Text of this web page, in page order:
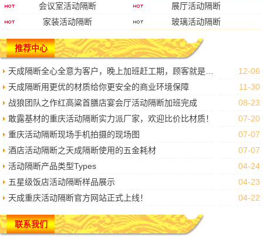
会议室活动隔断
展厅活动隔断
家装活动隔断
玻璃活动隔断
推荐中心
天成隔断全心全意为客户，晚上加班赶工期，顾客就是上帝我们做到了。
12-06
天成隔断用更优的材质给你更安全的商业环境保障
11-30
战狼团队之作红高粱首膳店宴会厅活动隔断加班完成
08-23
敢露基材的重庆活动隔断实力派厂家，欢迎比价比材质！
07-20
重庆活动隔断现场手机拍摄的现场图
07-07
酒店活动隔断之天成隔断使用的五金耗材
07-07
活动隔断产品类型Types
04-24
五星级饭店活动隔断样品展示
04-23
天成重庆活动隔断官方网站正式上线！
04-22
联系我们